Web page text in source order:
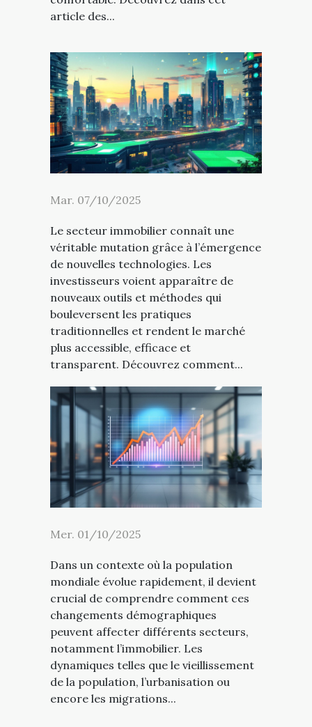
article des...
Mar. 07/10/2025
Le secteur immobilier connaît une
véritable mutation grâce à l’émergence
de nouvelles technologies. Les
investisseurs voient apparaître de
nouveaux outils et méthodes qui
bouleversent les pratiques
traditionnelles et rendent le marché
plus accessible, efficace et
transparent. Découvrez comment...
Mer. 01/10/2025
Dans un contexte où la population
mondiale évolue rapidement, il devient
crucial de comprendre comment ces
changements démographiques
peuvent affecter différents secteurs,
notamment l’immobilier. Les
dynamiques telles que le vieillissement
de la population, l’urbanisation ou
encore les migrations...